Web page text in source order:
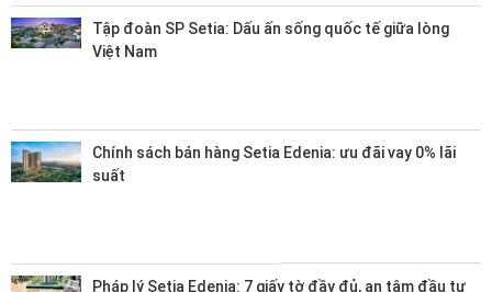
Tập đoàn SP Setia: Dấu ấn sống quốc tế giữa lòng
Việt Nam
Chính sách bán hàng Setia Edenia: ưu đãi vay 0% lãi
suất
Pháp lý Setia Edenia: 7 giấy tờ đầy đủ, an tâm đầu tư